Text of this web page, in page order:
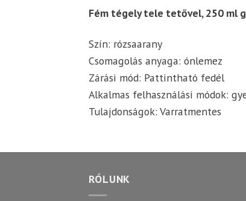
Fém tégely tele tetővel, 250 ml
Szín: rózsaarany
Csomagolás anyaga: ónlemez
Zárási mód: Pattintható fedél
Alkalmas felhasználási módok:
Tulajdonságok: Varratmentes
RÓLUNK